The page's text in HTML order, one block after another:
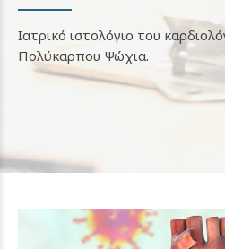
Ιατρικό ιστολόγιο του
Πολύκαρπου Ψώχια.